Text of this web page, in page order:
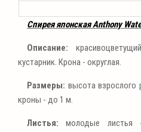
Спирея японская Anthony
Описание:
кустарник. Крона - округлая.
Размеры: высота взрослого
кроны - до 1 м.
Листья: молодые листья